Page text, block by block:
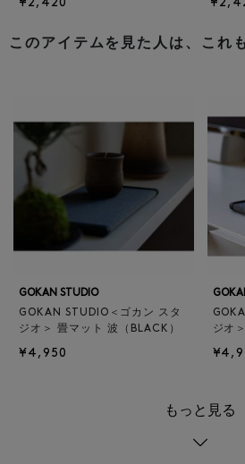
¥2,420
このアイテムを見た人は、これ
GOKAN STUDIO
GOKAN STUDIO＜ゴカン スタ
ジオ＞ 畳マット 波（BLACK）
¥4,950
ジオ
もっと見る